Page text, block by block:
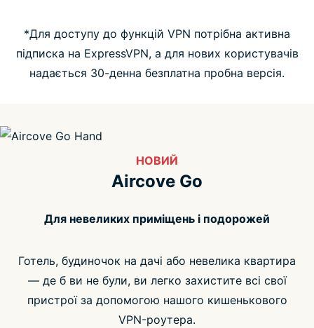
*Для доступу до функцій VPN потрібна активна
підписка на ExpressVPN, а для нових користувачів
надається 30-денна безплатна пробна версія.
НОВИЙ
Aircove Go
Для невеликих приміщень і подорожей
Готель, будиночок на дачі або невелика квартира
— де б ви не були, ви легко захистите всі свої
пристрої за допомогою нашого кишенькового
VPN-роутера.